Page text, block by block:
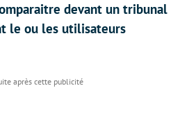
devant un tribunal
le ou les utilisateurs